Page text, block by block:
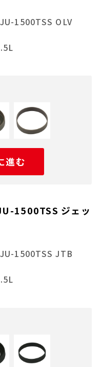
1500TSS OLV
進む
1500TSS ジェッ
1500TSS JTB